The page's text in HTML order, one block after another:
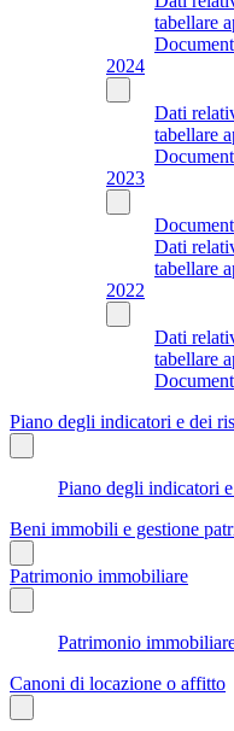
tabellare
2024
Dati
tabellare
2023
Dati
tabellare
2022
Dati
tabellare
Piano degli indicatori e dei
Piano degli indicatori
Beni immobili e gestione
Patrimonio immobiliare
Patrimonio
Canoni di locazione o affitto